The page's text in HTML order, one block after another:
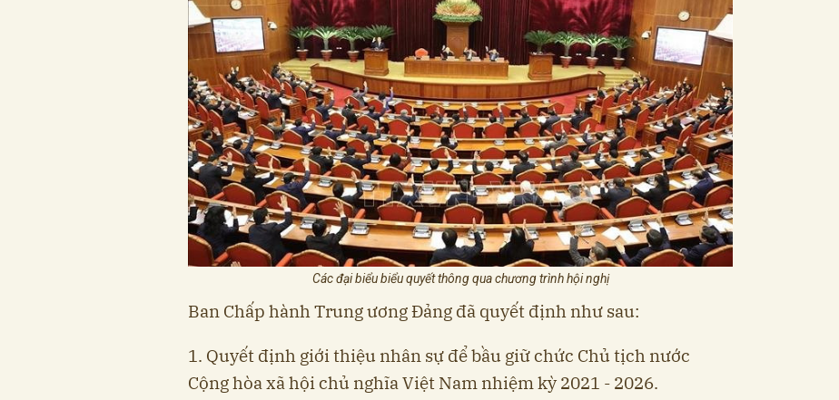
Các đại biểu biểu quyết thông qua chương trình hội nghị
Ban Chấp hành Trung ương Đảng đã quyết định như sau:
1. Quyết định giới thiệu nhân sự để bầu giữ chức Chủ tịch nước
Cộng hòa xã hội chủ nghĩa Việt Nam nhiệm kỳ 2021 - 2026.